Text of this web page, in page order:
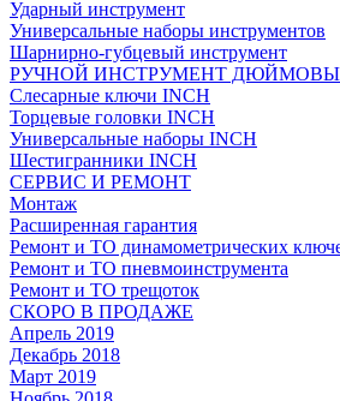
Ударный инструмент
Универсальные наборы инструментов
Шарнирно-губцевый инструмент
РУЧНОЙ ИНСТРУМЕНТ
Слесарные ключи INCH
Торцевые головки INCH
Универсальные наборы INCH
Шестигранники INCH
СЕРВИС И РЕМОНТ
Монтаж
Расширенная гарантия
Ремонт и ТО динамометрических
Ремонт и ТО пневмоинструмента
Ремонт и ТО трещоток
СКОРО В ПРОДАЖЕ
Апрель 2019
Декабрь 2018
Март 2019